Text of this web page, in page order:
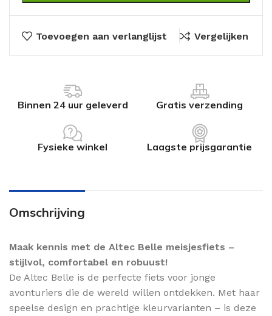
Toevoegen aan verlanglijst Vergelijken
Binnen 24 uur geleverd Gratis verzending
Fysieke winkel Laagste prijsgarantie
Omschrijving
Maak kennis met de Altec Belle meisjesfiets –
stijlvol, comfortabel en robuust!
De Altec Belle is de perfecte fiets voor jonge
avonturiers die de wereld willen ontdekken. Met haar
speelse design en prachtige kleurvarianten – is deze